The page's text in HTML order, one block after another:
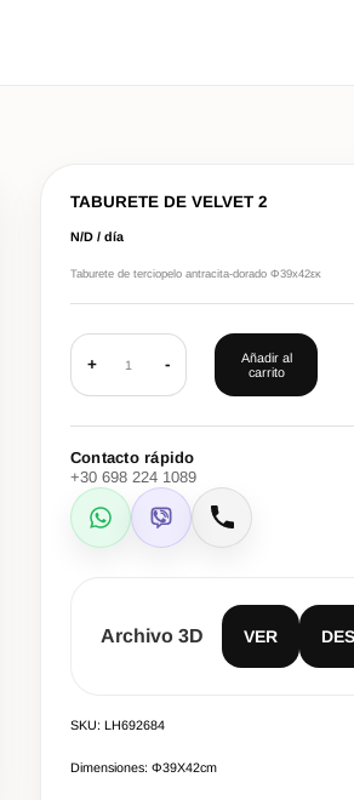
TABURETE DE VELVET 2
N/D / día
Taburete de terciopelo antracita-dorado Φ39x42εκ
+ 1 -
Añadir al
carrito
Contacto rápido
+30 698 224 1089
WhatsApp
Viber Llamar
Archivo 3D VER
SKU: LH692684
Dimensiones: Φ39Χ42cm